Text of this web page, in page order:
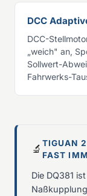
DCC
DCC-
„weich" an,
Sollwert-
Fahrwerks-
🔬 TIGUAN
FAST
Die DQ381